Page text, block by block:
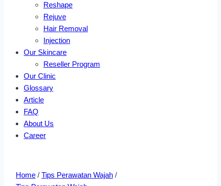
Reshape
Rejuve
Hair Removal
Injection
Our Skincare
Reseller Program
Our Clinic
Glossary
Article
FAQ
About Us
Career
Home / Tips Perawatan Wajah /